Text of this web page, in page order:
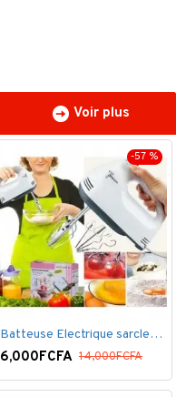
Voir plus
-57 %
Batteuse Electrique sarclette à main– 7 vitesses
6,000FCFA 14,000FCFA